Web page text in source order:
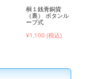
桐１銭青銅貨
（裏） ボタンル
ープ式
¥1,100 (税込)